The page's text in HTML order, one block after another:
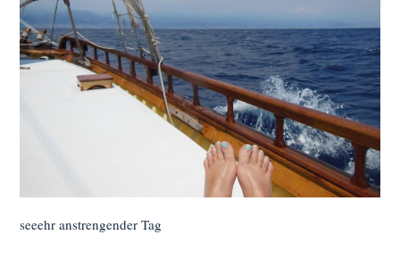
seeehr anstrengender Tag